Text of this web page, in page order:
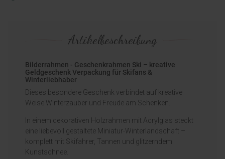
Artikelbeschreibung
Bilderrahmen - Geschenkrahmen Ski – kreative
Geldgeschenk Verpackung für Skifans &
Winterliebhaber
Dieses besondere Geschenk verbindet auf kreative
Weise Winterzauber und Freude am Schenken.
In einem dekorativen Holzrahmen mit Acrylglas steckt
eine liebevoll gestaltete Miniatur-Winterlandschaft –
komplett mit Skifahrer, Tannen und glitzerndem
Kunstschnee.